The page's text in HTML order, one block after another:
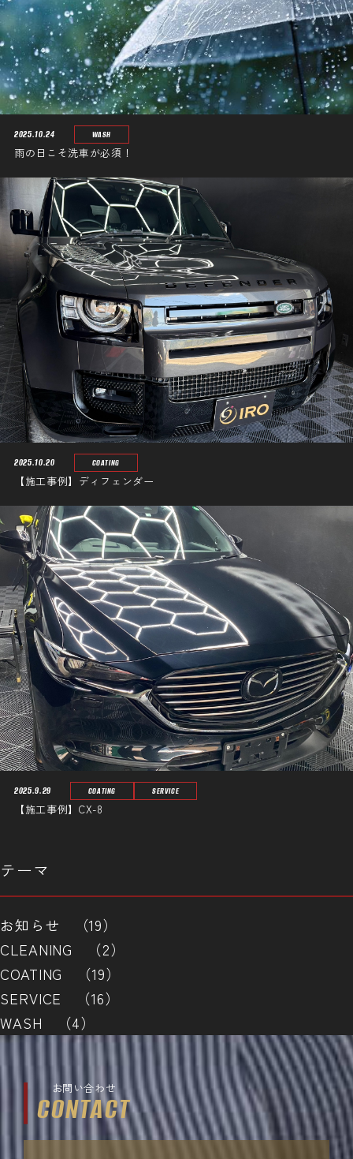
2025.10.24 WASH
雨の日こそ洗車が必須！
2025.10.20 COATING
【施工事例】ディフェンダー
2025.9.29 COATING SERVICE
【施工事例】CX-8
テーマ
お知らせ （19）
CLEANING （2）
COATING （19）
SERVICE （16）
WASH （4）
お問い合わせ
CONTACT